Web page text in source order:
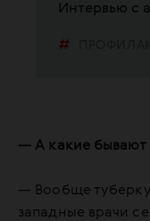
Интервью с
— А какие бывают
— Вообще
западные врачи